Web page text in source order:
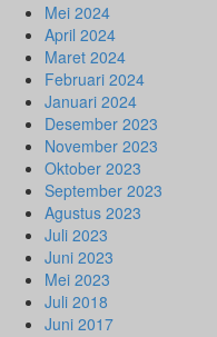
Mei 2024
April 2024
Maret 2024
Februari 2024
Januari 2024
Desember 2023
November 2023
Oktober 2023
September 2023
Agustus 2023
Juli 2023
Juni 2023
Mei 2023
Juli 2018
Juni 2017